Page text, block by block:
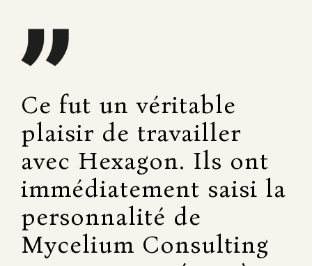
Ce fut un véritable
plaisir de travailler
avec Hexagon. Ils ont
immédiatement saisi la
personnalité de
Mycelium Consulting